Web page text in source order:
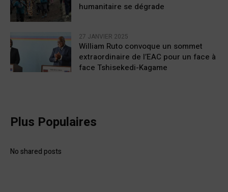
humanitaire se dégrade
27 JANVIER 2025
William Ruto convoque un sommet
extraordinaire de l’EAC pour un face à
face Tshisekedi-Kagame
Plus Populaires
No shared posts